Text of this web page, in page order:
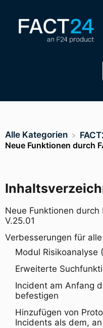
Neue Funktionen durch
V.25.01
Verbesserungen für
Modul Risikoanalyse
Erweiterte
Incident am Anfang
befestigen
Hinzufügen von
Incidents als dem,
Alle Kategorien
Neue Funktionen durch